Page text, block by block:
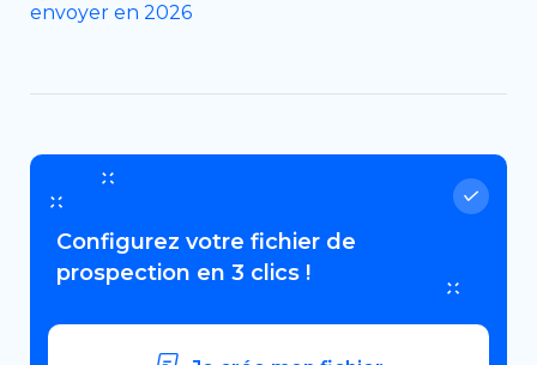
envoyer en 2026
Configurez votre fichier de
prospection en 3 clics !